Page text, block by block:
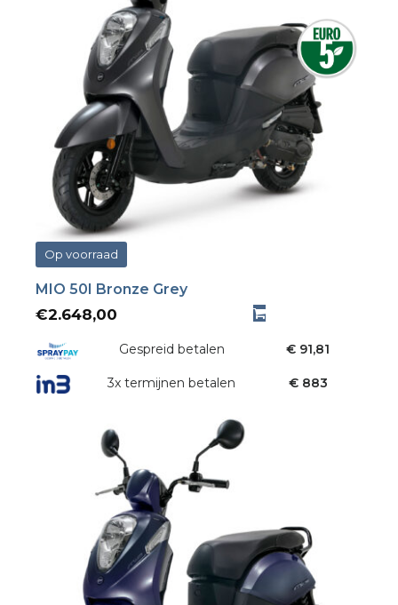
Op voorraad
MIO 50I Bronze Grey
€2.648,00
Gespreid betalen € 91,81
3x termijnen betalen € 883